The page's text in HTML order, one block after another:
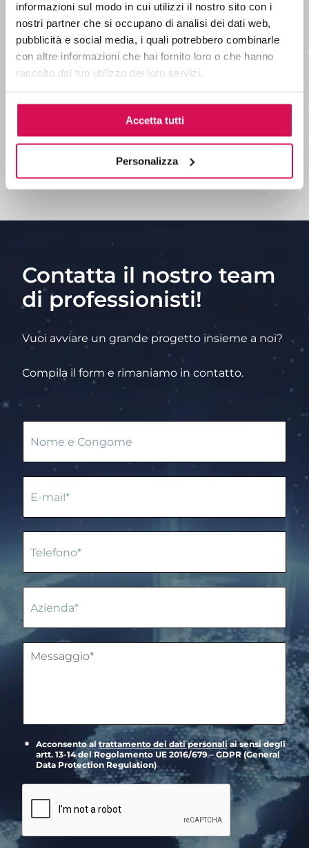
informazioni sul modo in cui utilizzi il nostro sito con i
nostri partner che si occupano di analisi dei dati web,
pubblicità e social media, i quali potrebbero combinarle
con altre informazioni che hai fornito loro o che hanno
raccolto dal tuo utilizzo dei loro servizi.
Accetta tutti
Personalizza
di professionisti!
Vuoi avviare un grande progetto insieme a noi?
Compila il form e rimaniamo in contatto.
Acconsento altrattamento dei dati personaliai sensi degli
artt. 13-14 del Regolamento UE 2016/679 – GDPR (General
Data Protection Regulation)